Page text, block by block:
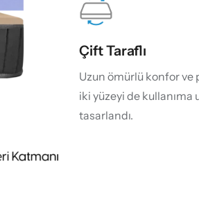
Çift Taraflı
Uzun ömürlü konfor
iki yüzeyi de kullanıma
tasarlandı.